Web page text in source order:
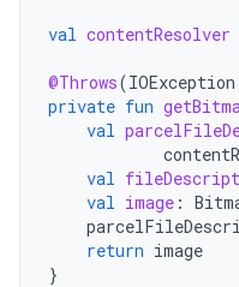
val contentResolver
@Throws(IOException
private fun
val
val
val image :
return image
}